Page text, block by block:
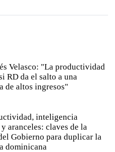
Velasco: "La productividad
RD da el salto a una
de altos ingresos"
inteligencia
aranceles: claves de la
Gobierno para duplicar la
dominicana